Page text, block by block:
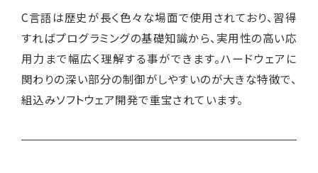
C言語は歴史が長く色々な場面で使用されており、習得
すればプログラミングの基礎知識から、実用性の高い応
用力まで幅広く理解する事ができます。ハードウェアに
関わりの深い部分の制御がしやすいのが大きな特徴で、
組込みソフトウェア開発で重宝されています。